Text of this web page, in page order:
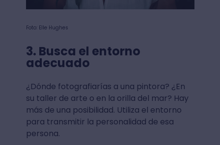
Foto: Elle Hughes
3. Busca el entorno
adecuado
¿Dónde fotografiarías a una pintora? ¿En
su taller de arte o en la orilla del mar? Hay
más de una posibilidad. Utiliza el entorno
para transmitir la personalidad de esa
persona.